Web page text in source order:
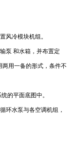
风冷模块机组。
泵 和水箱，并布置定
用一备的形式，条件不
的平面底图中。
环水泵与各空调机组，